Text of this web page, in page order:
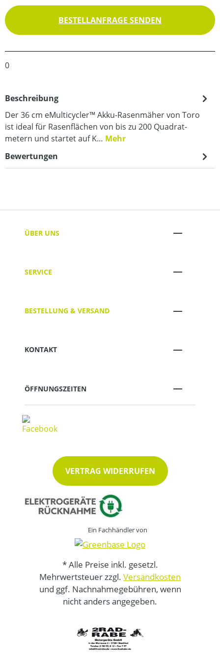
BESTELLANFRAGE SENDEN
0
Beschreibung
Der 36 cm eMulticycler™ Akku-Rasenmäher von Toro
ist ideal für Rasen­flächen von bis zu 200 Quadrat­
metern und startet auf K… Mehr
Bewertungen
ÜBER UNS
SERVICE
BESTELLUNG & VERSAND
KONTAKT
ÖFFNUNGSZEITEN
VERTRAG WIDERRUFEN
Ein Fachhändler von
* Alle Preise inkl. gesetzl.
Mehrwertsteuer zzgl. Versandkosten
und ggf. Nachnahmegebühren, wenn
nicht anders angegeben.